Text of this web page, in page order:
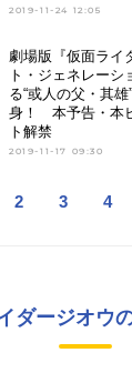
2019-11-24 12:05
劇場版『仮面ラ
ト・ジェネレーシ
る“或人の父・其
身！ 本予告・本
ト解禁
2019-11-17 09:30
2 3 4
ダージオウ